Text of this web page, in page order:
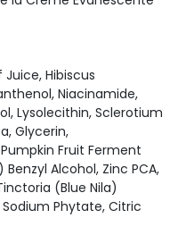
Hibiscus
Niacinamide,
Lysolecithin, Sclerotium
Glycerin,
Fruit Ferment
Alcohol, Zinc PCA,
(Blue Nila)
Phytate, Citric